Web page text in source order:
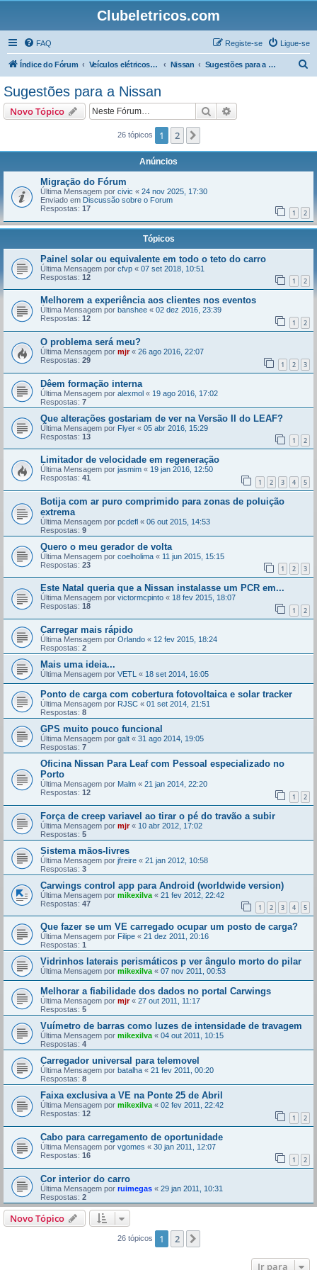
Clubeletricos.com
FAQ Ligue-se
Registe-se
Índice do Fórum Veículos elétricos e híbridos plug-in Nissan Sugestões para a Nissan
Sugestões para a Nissan
Novo Tópico Pesquisar
26 tópicos 1 2
Anúncios
Migração do Fórum
Última Mensagem por civic « 24 nov 2025, 17:30
Enviado em Discussão sobre o Forum
Respostas: 17 1 2
Tópicos
Painel solar ou equivalente em todo o teto do carro
Última Mensagem por cfvp « 07 set 2018, 10:51
Respostas: 12 1 2
Melhorem a experiência aos clientes nos eventos
Última Mensagem por banshee « 02 dez 2016, 23:39
Respostas: 12 1 2
O problema será meu?
Última Mensagem por mjr« 26 ago 2016, 22:07
Respostas: 29 1 2 3
Dêem formação interna
Última Mensagem por alexmol « 19 ago 2016, 17:02
Respostas: 7
Que alterações gostariam de ver na Versão II do LEAF?
Última Mensagem por Flyer « 05 abr 2016, 15:29
Respostas: 13 1 2
Limitador de velocidade em regeneração
Última Mensagem por jasmim « 19 jan 2016, 12:50
Respostas: 41 1 2 3 4 5
Botija com ar puro comprimido para zonas de poluição
extrema
Última Mensagem por pcdefl « 06 out 2015, 14:53
Respostas: 9
Quero o meu gerador de volta
Última Mensagem por coelholima « 11 jun 2015, 15:15
Respostas: 23 1 2 3
Este Natal queria que a Nissan instalasse um PCR em...
Última Mensagem por victormcpinto « 18 fev 2015, 18:07
Respostas: 18 1 2
Carregar mais rápido
Última Mensagem por Orlando « 12 fev 2015, 18:24
Respostas: 2
Mais uma ideia...
Última Mensagem por VETL « 18 set 2014, 16:05
Ponto de carga com cobertura fotovoltaica e solar tracker
Última Mensagem por RJSC « 01 set 2014, 21:51
Respostas: 8
GPS muito pouco funcional
Última Mensagem por galt « 31 ago 2014, 19:05
Respostas: 7
Oficina Nissan Para Leaf com Pessoal especializado no
Porto
Última Mensagem por Malm « 21 jan 2014, 22:20
Respostas: 12 1 2
Força de creep variavel ao tirar o pé do travão a subir
Última Mensagem por mjr« 10 abr 2012, 17:02
Respostas: 5
Sistema mãos-livres
Última Mensagem por jfreire « 21 jan 2012, 10:58
Respostas: 3
Carwings control app para Android (worldwide version)
Última Mensagem por mikexilva « 21 fev 2012, 22:42
Respostas: 47 1 2 3 4 5
Que fazer se um VE carregado ocupar um posto de carga?
Última Mensagem por Filipe « 21 dez 2011, 20:16
Respostas: 1
Vidrinhos laterais perismáticos p ver ângulo morto do pilar
Última Mensagem por mikexilva« 07 nov 2011, 00:53
Melhorar a fiabilidade dos dados no portal Carwings
Última Mensagem por mjr« 27 out 2011, 11:17
Respostas: 5
Vuímetro de barras como luzes de intensidade de travagem
Última Mensagem por mikexilva« 04 out 2011, 10:15
Respostas: 4
Carregador universal para telemovel
Última Mensagem por batalha « 21 fev 2011, 00:20
Respostas: 8
Faixa exclusiva a VE na Ponte 25 de Abril
Última Mensagem por mikexilva« 02 fev 2011, 22:42
Respostas: 12 1 2
Cabo para carregamento de oportunidade
Última Mensagem por vgomes « 30 jan 2011, 12:07
Respostas: 16 1 2
Cor interior do carro
Última Mensagem por ruimegas « 29 jan 2011, 10:31
Respostas: 2
Novo Tópico
26 tópicos 1 2
Ir para